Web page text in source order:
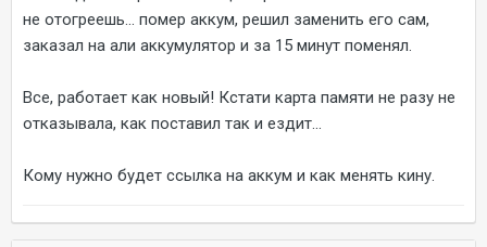
не отогреешь... помер аккум, решил заменить его сам,
заказал на али аккумулятор и за 15 минут поменял.
Все, работает как новый! Кстати карта памяти не разу не
отказывала, как поставил так и ездит...
Кому нужно будет ссылка на аккум и как менять кину.